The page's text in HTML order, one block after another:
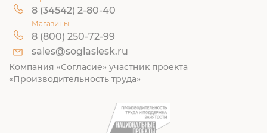
8 (34542) 2-80-40
Магазины
8 (800) 250-72-99
sales@soglasiesk.ru
Компания «Согласие» участник проекта
«Производительность труда»